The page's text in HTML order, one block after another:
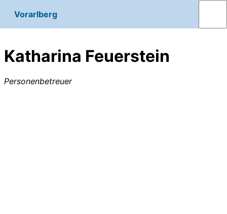
Vorarlberg
Katharina Feuerstein
Personenbetreuer